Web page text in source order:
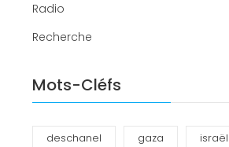
Radio
Recherche
Mots-Cléfs
deschanel gaza israël